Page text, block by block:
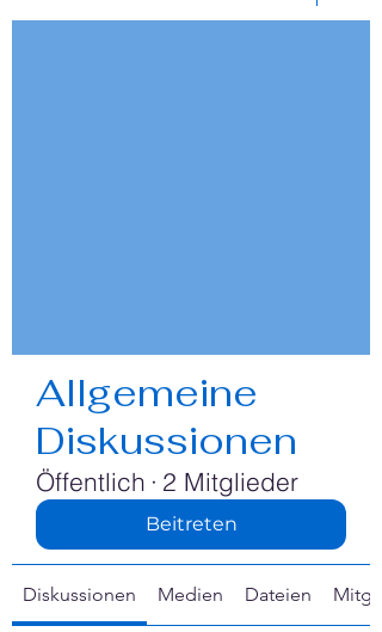
Allgemeine
Diskussionen
Öffentlich · 2 Mitglieder
Beitreten
Diskussionen Medien Dateien